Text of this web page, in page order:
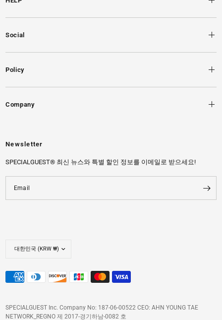
Social
Policy
Company
Newsletter
SPECIALGUEST® 최신 뉴스와 특별 할인 정보를 이메일로 받으세요!
Email
SPECIALGUEST Inc. Company No: 187-06-00522 CEO: AHN YOUNG TAE
NETWORK_REGNO 제 2017-경기하남-0082 호